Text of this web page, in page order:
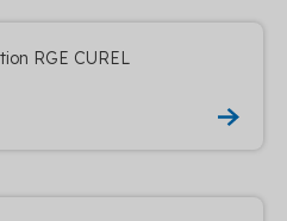
RGE CUREL